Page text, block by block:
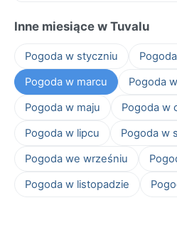
Inne miesiące w Tuvalu
Pogoda w styczniu
Pogoda w marcu
Pogoda
Pogoda w maju
Pogoda w
Pogoda w lipcu
Pogoda w
Pogoda we wrześniu
Pogoda w listopadzie